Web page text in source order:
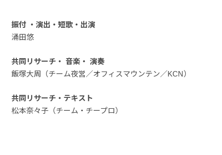
振付 ・演出・短歌・出演
涌田悠
共同リサーチ・ 音楽・ 演奏
飯塚大周（チーム夜営／オフィスマウンテン／KCN）
共同リサーチ・テキスト
松本奈々子（チーム・チープロ）